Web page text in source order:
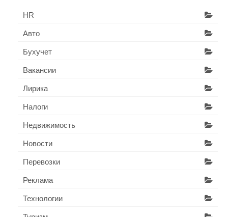
HR
Авто
Бухучет
Вакансии
Лирика
Налоги
Недвижимость
Новости
Перевозки
Реклама
Технологии